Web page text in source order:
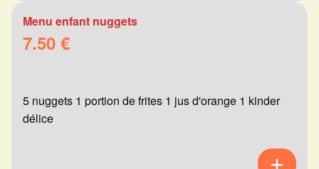
Menu enfant nuggets
7.50 €
5 nuggets 1 portion de frites 1 jus d'orange 1 kinder
délice